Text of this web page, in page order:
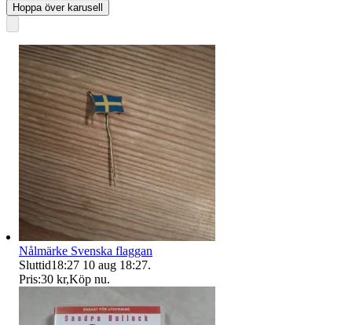
Hoppa över karusell
Nålmärke Svenska flaggan
Sluttid18:27 10 aug 18:27.
Pris:30 kr,Köp nu.